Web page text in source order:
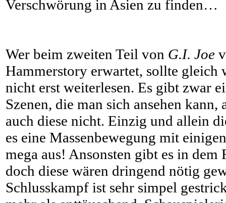
Verschwörung in Asien zu finden…
Wer beim zweiten Teil von G.I. Joe
Hammerstory erwartet, sollte gleich
nicht erst weiterlesen. Es gibt zwar
Szenen, die man sich ansehen
auch diese nicht. Einzig und allein
es eine Massenbewegung mit
mega aus! Ansonsten gibt es in
doch diese wären dringend nötig
Schlusskampf ist sehr simpel